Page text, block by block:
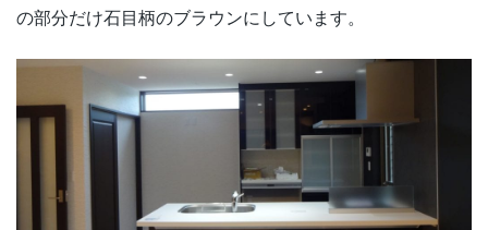
の部分だけ石目柄のブラウンにしています。